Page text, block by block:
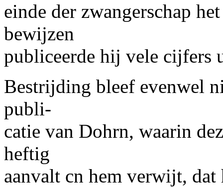
einde der zwangerschap
bewijzen
publiceerde hij vele cijfers
Bestrijding bleef evenwel
publi-
catie van Dohrn, waarin
heftig
aanvalt cn hem verwijt,